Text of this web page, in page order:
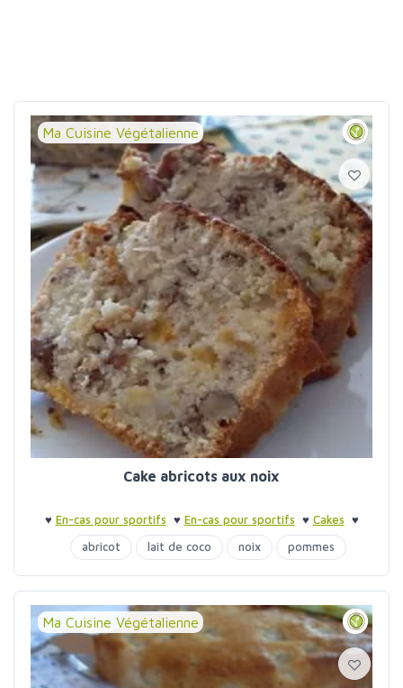
Ma Cuisine Végétalienne
Cake abricots aux noix
♥ En-cas pour sportifs ♥ En-cas pour sportifs ♥ Cakes ♥
Gâteaux aux fruits
abricot lait de coco noix pommes
purée amandes
Ma Cuisine Végétalienne